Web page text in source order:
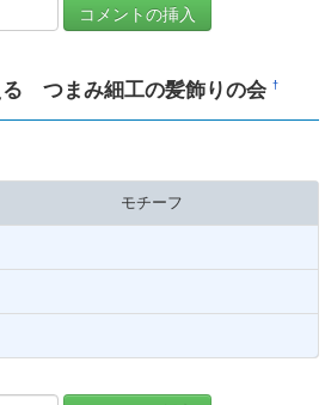
る つまみ細工の髪飾りの会†
モチーフ